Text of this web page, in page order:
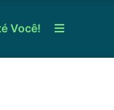
Você!